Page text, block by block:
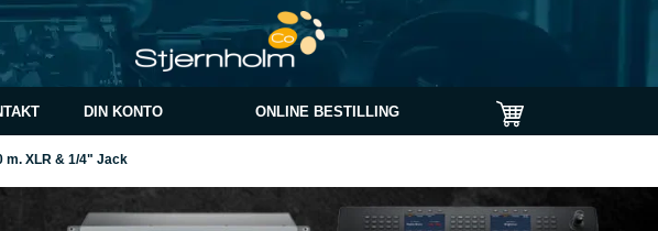
DIN KONTO ONLINE BESTILLING
m. XLR & 1/4" Jack